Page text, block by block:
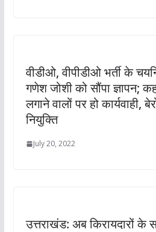
वीडीओ, वीपीडीओ भर्ती के
गणेश जोशी को सौंपा ज्ञापन;
लगाने वालों पर हो कार्यवाही,
नियुक्ति
July 20, 2022
उत्तराखंड: अब किरायदारों के